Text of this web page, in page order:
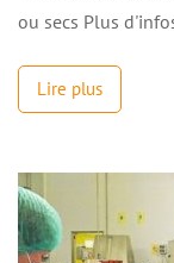
ou secs Plus
Lire plus